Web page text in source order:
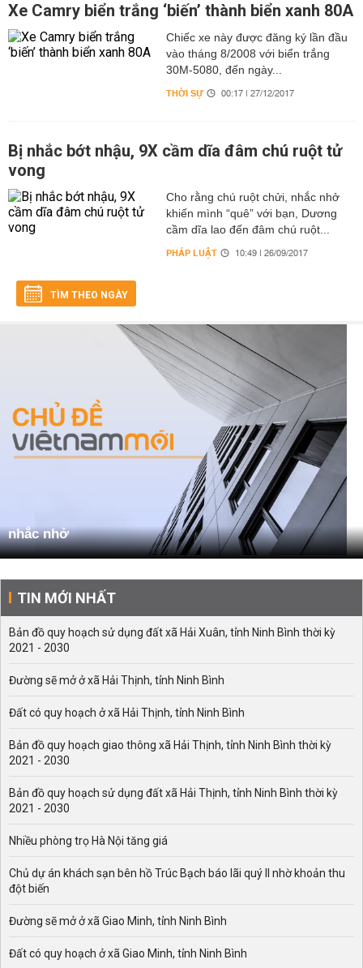
Xe Camry biển trắng ‘biến’ thành biển xanh 80A
Chiếc xe này được đăng ký lần đầu
vào tháng 8/2008 với biển trắng
30M-5080, đến ngày...
THỜI SỰ 00:17 | 27/12/2017
Bị nhắc bớt nhậu, 9X cầm dĩa đâm chú ruột tử
vong
Cho rằng chú ruột chửi, nhắc nhở
khiến mình “quê” với bạn, Dương
cầm dĩa lao đến đâm chú ruột...
PHÁP LUẬT 10:49 | 26/09/2017
TÌM THEO NGÀY
nhắc nhở
TIN MỚI NHẤT
Bản đồ quy hoạch sử dụng đất xã Hải Xuân, tỉnh Ninh Bình thời kỳ
2021 - 2030
Đường sẽ mở ở xã Hải Thịnh, tỉnh Ninh Bình
Đất có quy hoạch ở xã Hải Thịnh, tỉnh Ninh Bình
Bản đồ quy hoạch giao thông xã Hải Thịnh, tỉnh Ninh Bình thời kỳ
2021 - 2030
Bản đồ quy hoạch sử dụng đất xã Hải Thịnh, tỉnh Ninh Bình thời kỳ
2021 - 2030
Nhiều phòng trọ Hà Nội tăng giá
Chủ dự án khách sạn bên hồ Trúc Bạch báo lãi quý II nhờ khoản thu
đột biến
Đường sẽ mở ở xã Giao Minh, tỉnh Ninh Bình
Đất có quy hoạch ở xã Giao Minh, tỉnh Ninh Bình